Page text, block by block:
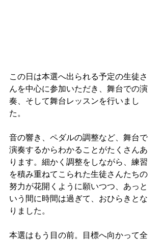
この日は本選へ出られる予定の生徒さ
んを中心に参加いただき、舞台での演
奏、そして舞台レッスンを行いまし
た。
音の響き、ペダルの調整など、舞台で
演奏するからわかることがたくさんあ
ります。細かく調整をしながら、練習
を積み重ねてこられた生徒さんたちの
努力が花開くように願いつつ、あっと
いう間に時間は過ぎて、おひらきとな
りました。
本選はもう目の前。目標へ向かって全